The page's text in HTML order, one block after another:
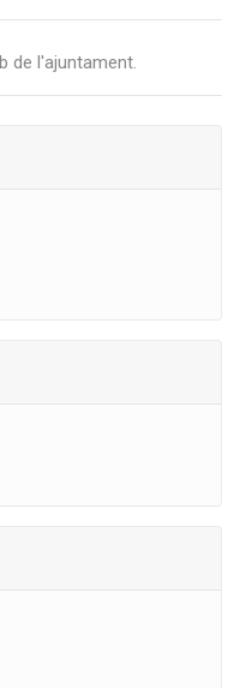
de l'ajuntament.